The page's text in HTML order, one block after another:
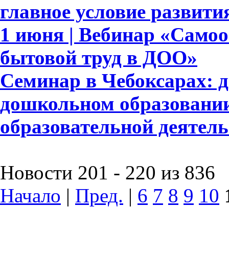
главное условие
1 июня | Вебинар
бытовой труд в ДОО»
Семинар в Чебоксарах:
дошкольном
образовательной
Новости 201 - 220 из 836
Начало | Пред. | 6 7 8 9 10